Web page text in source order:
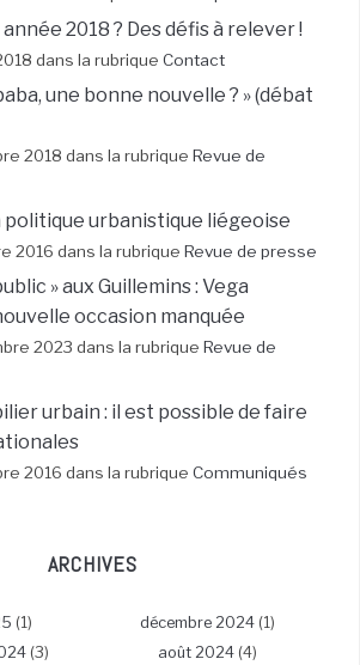
2018 ? Des défis à relever !
dans la rubrique Contact
une bonne nouvelle ? » (débat
2018 dans la rubrique Revue de
politique urbanistique liégeoise
2016 dans la rubrique Revue de presse
» aux Guillemins : Vega
occasion manquée
2023 dans la rubrique Revue de
urbain : il est possible de faire
2016 dans la rubrique Communiqués
ARCHIVES
(1) décembre 2024 (1)
(3) août 2024 (4)